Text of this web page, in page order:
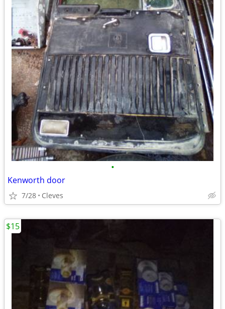
•
Kenworth door
7/28 Cleves
$15